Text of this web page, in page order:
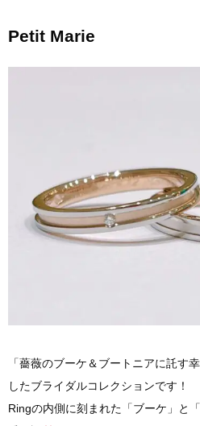
Petit Marie
「薔薇のブーケ＆ブートニアに託す
したブライダルコレクションです！
Ringの内側に刻まれた「ブーケ」と